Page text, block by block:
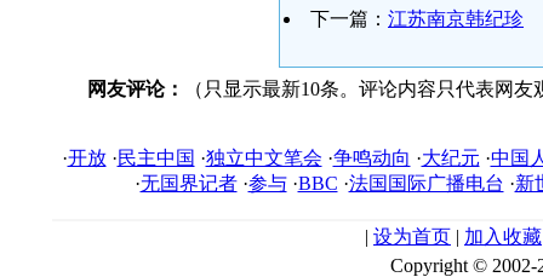
下一篇： 江苏南京韩纪珍
网友评论： （只显示最新10条。评论内容只代表网
·开放·民主中国 ·独立中文笔会 ·争鸣动向 ·大纪元 ·中国
·无国界记者·参与·BBC ·法国国际广播电台 ·新
| 设为首页 | 加入收藏
Copyright ©